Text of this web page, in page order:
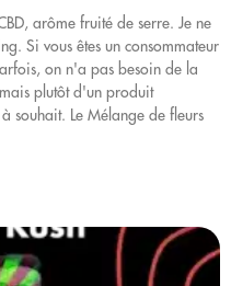
arôme fruité de serre. Je ne
Si vous êtes un consommateur
on n'a pas besoin de la
plutôt d'un produit
souhait. Le Mélange de fleurs